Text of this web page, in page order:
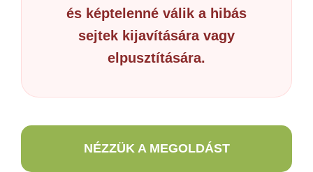
és képtelenné válik a hibás
sejtek kijavítására vagy
elpusztítására.
NÉZZÜK A MEGOLDÁST